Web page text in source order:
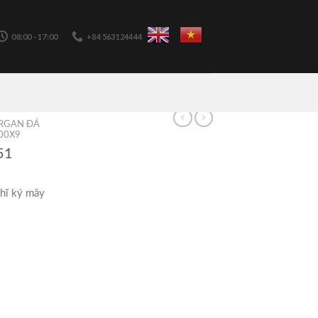
08:00 - 17:00 +84 563124444
ĐÁ
ký mây